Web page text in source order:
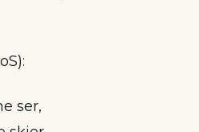
ser,